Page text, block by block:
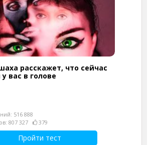
расскажет, что сейчас
вас в голове
516 888
807 327
379
Пройти тест